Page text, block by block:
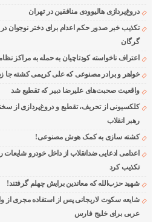
دروغ‌پردازی هالیوودی منافقین در تهران
تکذیب خبر صدور حکم اعدام برای دختر نوجوان در
گرگان
اعتراف ناخواسته کودتاچیان به حمله به مراکز
خواهر و برادر مصنوعی که علی کریمی کشته جا
واقعیت صحبت‌های علیرضا دبیر که تقطیع شد
کلکسیونی از تحریف، تقطیع و دروغ‌پردازی از
رهبر انقلاب
کشته سازی به کمک هوش مصنوعی!
اعدامی ادعایی ضدانقلاب از داخل خودرو شایعات را
تکذیب کرد
شهید حزب‌الله که معاندین برایش چهلم گرفتند!
شایعه سکوت لاریجانی پس از استفاده مجری از
عربی برای خلیج فارس